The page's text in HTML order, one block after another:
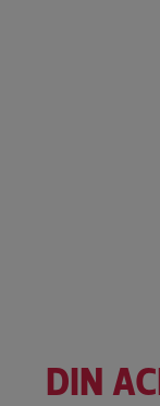
DIN